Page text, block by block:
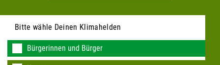
Bitte wähle Deinen Klimahelden
Bürgerinnen und Bürger